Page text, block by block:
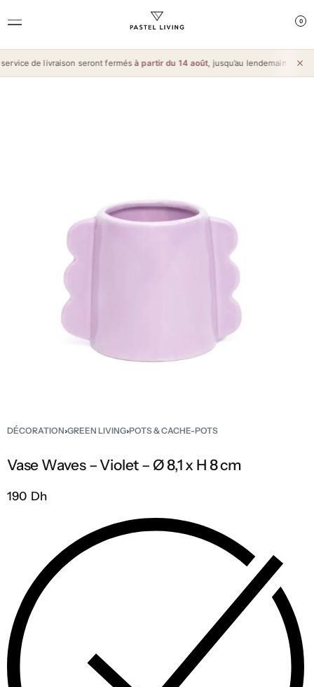
0
de livraison seront fermésà partir du 14 août, jusqu’au lendemain de l’Aïd
DÉCORATION›GREEN LIVING›POTS & CACHE-POTS
Vase Waves – Violet – Ø 8,1 x H 8 cm
190 Dh